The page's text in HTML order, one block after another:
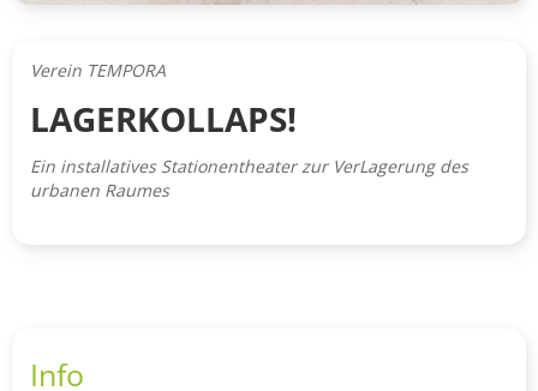
Verein TEMPORA
LAGERKOLLAPS!
Ein installatives Stationentheater zur VerLagerung des
urbanen Raumes
Info